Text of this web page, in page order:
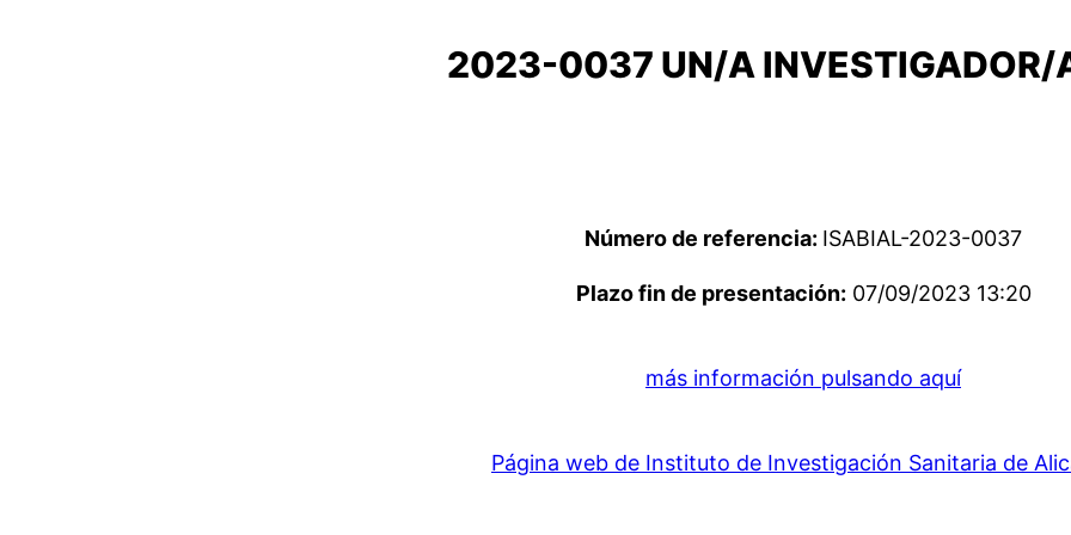
2023-0037 UN/A INVESTIGADOR/
Número de referencia: ISABIAL-2023-0037
Plazo fin de presentación: 07/09/2023 13:20
más información pulsando aquí
Página web de Instituto de Investigación Sanitaria de